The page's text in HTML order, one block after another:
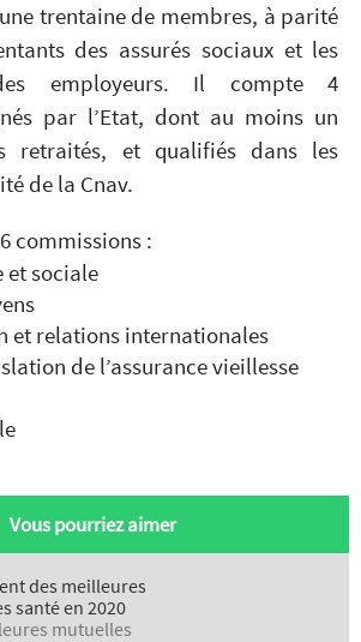
trentaine de membres, à parité
des assurés sociaux et les
employeurs. Il compte 4
par l’Etat, dont au moins un
retraités, et qualifiés dans les
de la Cnav.
commissions :
et sociale
et relations internationales
de l’assurance vieillesse
Vous pourriez aimer
des meilleures
santé en 2020
mutuelles